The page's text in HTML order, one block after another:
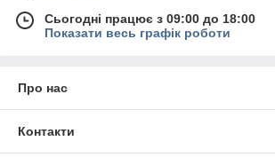
Сьогодні працює з 09:00 до 18:00
Показати весь графік роботи
Про нас
Контакти